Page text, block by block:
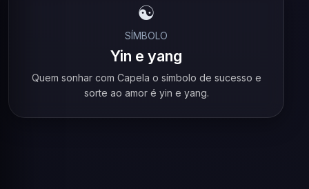
☯️
SÍMBOLO
Yin e yang
Quem sonhar com Capela o símbolo de sucesso e
sorte ao amor é yin e yang.